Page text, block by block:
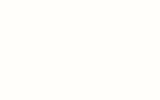
kompozycja zabudowy tworzy